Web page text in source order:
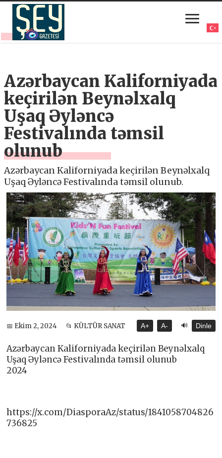
Azərbaycan Kaliforniyada
keçirilən Beynəlxalq
Uşaq Əyləncə
Festivalında təmsil
olunub
Azərbaycan Kaliforniyada keçirilən Beynəlxalq
Uşaq Əyləncə Festivalında təmsil olunub.
📅 Ekim 2, 2024 📂 KÜLTÜR SANAT A+ A- 🔊 Dinle
Azərbaycan Kaliforniyada keçirilən Beynəlxalq
Uşaq Əyləncə Festivalında təmsil olunub
2024
https://x.com/DiasporaAz/status/1841058704826
736825